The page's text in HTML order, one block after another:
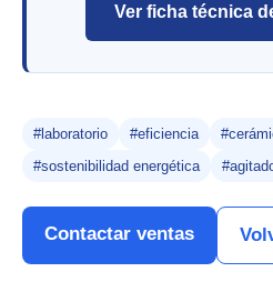
Ver ficha técnica
#laboratorio #eficiencia
#sostenibilidad energética
Contactar ventas